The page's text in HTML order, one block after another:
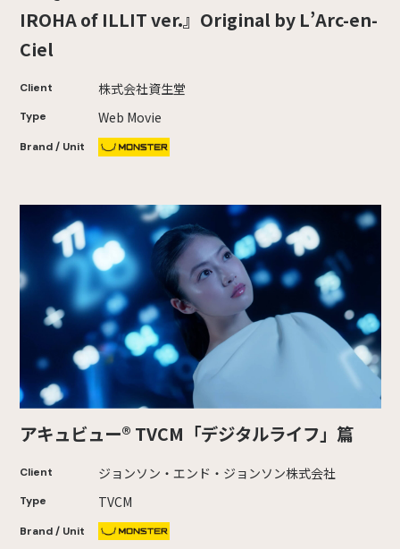
IROHA of ILLIT ver.』Original by L’Arc-en-
Ciel
Client 株式会社資生堂
Type Web Movie
Brand / Unit
アキュビュー® TVCM「デジタルライフ」篇
Client ジョンソン・エンド・ジョンソン株式会社
Type TVCM
Brand / Unit